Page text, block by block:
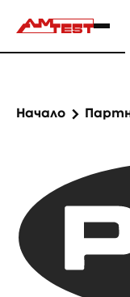
Начало